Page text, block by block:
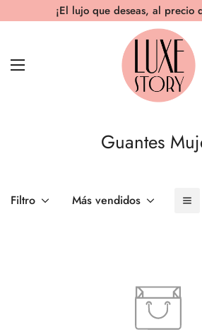
¡El lujo que deseas, al precio
Guantes
Filtro Más vendidos
Confirm your
Are you 18 years old or